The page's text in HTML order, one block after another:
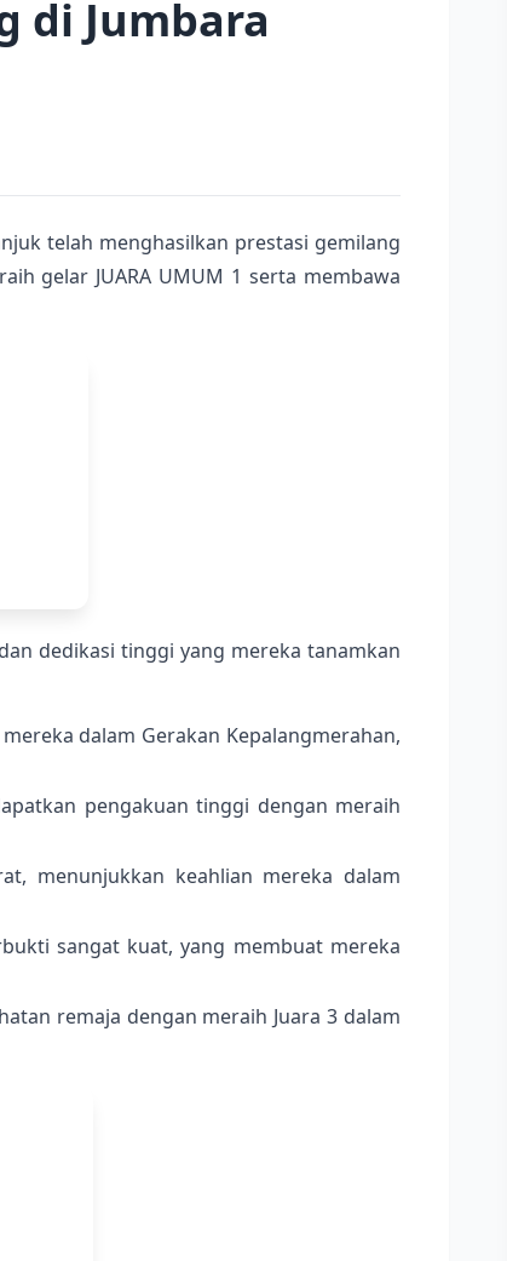
di Jumbara
telah menghasilkan prestasi gemilang
gelar JUARA UMUM 1 serta membawa
dedikasi tinggi yang mereka tanamkan
dalam Gerakan Kepalangmerahan,
pengakuan tinggi dengan meraih
menunjukkan keahlian mereka dalam
sangat kuat, yang membuat mereka
remaja dengan meraih Juara 3 dalam